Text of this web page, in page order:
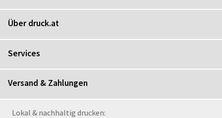
Über druck.at
Services
Versand & Zahlungen
Lokal & nachhaltig drucken: